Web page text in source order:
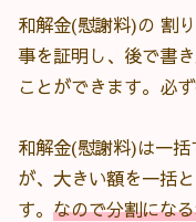
和解金(慰謝料)の 割
事を証明し、後で書
ことができます。必
和解金(慰謝料)は一
が、大きい額を一括
す。なので分割にな